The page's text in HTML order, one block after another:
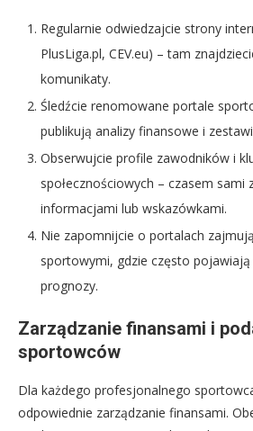
Regularnie odwiedzajcie strony
PlusLiga.pl, CEV.eu) – tam
komunikaty.
Śledźcie renomowane portale
publikują analizy finansowe i
Obserwujcie profile zawodników i
społecznościowych – czasem sami
informacjami lub wskazówkami.
Nie zapomnijcie o portalach
sportowymi, gdzie często pojawiają
prognozy.
Zarządzanie finansami i
sportowców
Dla każdego profesjonalnego
odpowiednie zarządzanie finansami.